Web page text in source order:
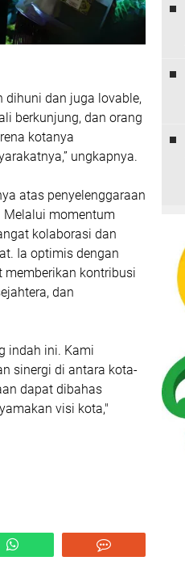
dihuni dan juga lovable,
berkunjung, dan orang
kotanya
ungkapnya.
atas penyelenggaraan
Melalui momentum
kolaborasi dan
Ia optimis dengan
memberikan kontribusi
dan
indah ini. Kami
sinergi di antara kota-
dapat dibahas
visi kota,"